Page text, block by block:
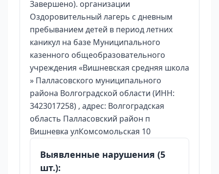
Завершено). организации
Оздоровительный лагерь с дневным
пребыванием детей в период летних
каникул на базе Муниципального
казенного общеобразовательного
учреждения «Вишневская средняя школа
» Палласовского муниципального
района Волгоградской области (ИНН:
3423017258) , адрес: Волгоградская
область Палласовский район п
Вишневка улКомсомольская 10
Выявленные нарушения (5
шт.):